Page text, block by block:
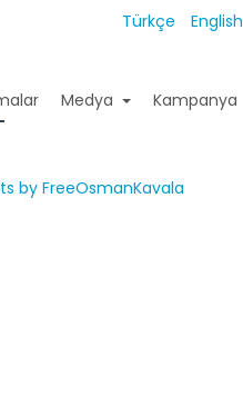
Türkçe English
Medya Kampanya
by FreeOsmanKavala